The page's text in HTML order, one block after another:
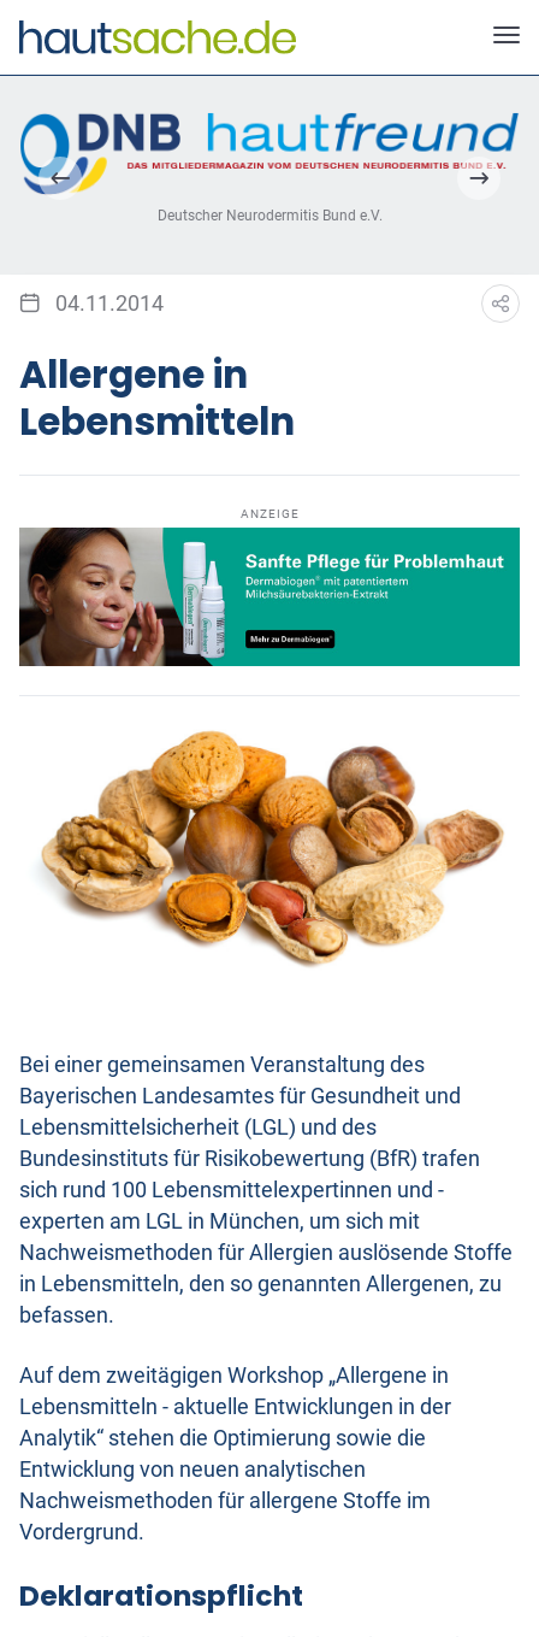
Deutscher Neurodermitis Bund e.V.
04.11.2014
Allergene in
Lebensmitteln
ANZEIGE
Bei einer gemeinsamen Veranstaltung des
Bayerischen Landesamtes für Gesundheit und
Lebensmittelsicherheit (LGL) und des
Bundesinstituts für Risikobewertung (BfR) trafen
sich rund 100 Lebensmittelexpertinnen und -
experten am LGL in München, um sich mit
Nachweismethoden für Allergien auslösende Stoffe
in Lebensmitteln, den so genannten Allergenen, zu
befassen.
Auf dem zweitägigen Workshop „Allergene in
Lebensmitteln - aktuelle Entwicklungen in der
Analytik“ stehen die Optimierung sowie die
Entwicklung von neuen analytischen
Nachweismethoden für allergene Stoffe im
Vordergrund.
Deklarationspflicht